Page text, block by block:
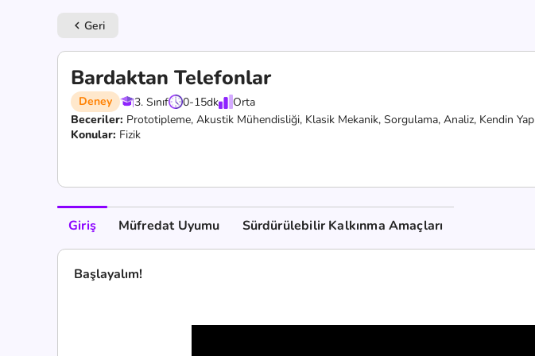
keyboard_arrow_left Geri
Bardaktan Telefonlar
Deney 3. Sınıf 0-15dk
Orta
Beceriler: Prototipleme, Akustik Mühendisliği, Klasik Mekanik, Sorgulama, Analiz, Kendin Yap
Konular: Fizik
Giriş Müfredat Uyumu Sürdürülebilir Kalkınma Amaçları
Başlayalım!